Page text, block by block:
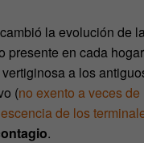
la evolución de
presente en cada
a los
(no exento a veces
de los
.